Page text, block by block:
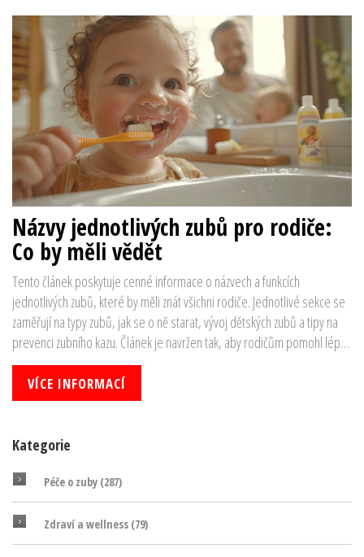
Názvy jednotlivých zubů pro rodiče:
Co by měli vědět
Tento článek poskytuje cenné informace o názvech a funkcích
jednotlivých zubů, které by měli znát všichni rodiče. Jednotlivé sekce se
zaměřují na typy zubů, jak se o ně starat, vývoj dětských zubů a tipy na
prevenci zubního kazu. Článek je navržen tak, aby rodičům pomohl lépe
porozumět zubům svých dětí a nabídnul užitečné rady pro jejich péči.
VÍCE INFORMACÍ
Kategorie
Péče o zuby (287)
Zdraví a wellness (79)